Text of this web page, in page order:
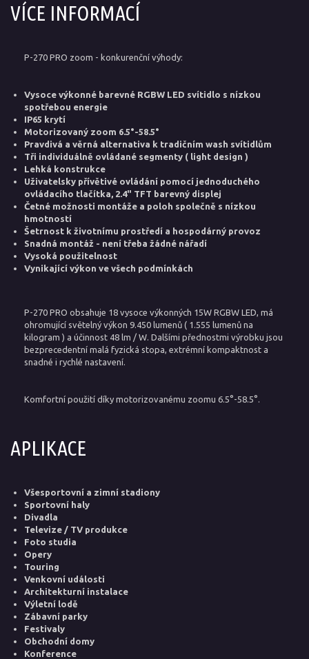
VÍCE INFORMACÍ
P-270 PRO zoom - konkurenční výhody:
Vysoce výkonné barevné RGBW LED svítidlo s nízkou
spotřebou energie
IP65 krytí
Motorizovaný zoom 6.5°-58.5°
Pravdivá a věrná alternativa k tradičním wash svítidlům
Tři individuálně ovládané segmenty ( light design )
Lehká konstrukce
Uživatelsky přívětivé ovládání pomocí jednoduchého
ovládacího tlačítka, 2.4" TFT barevný displej
Četné možnosti montáže a poloh společně s nízkou
hmotností
Šetrnost k životnímu prostředí a hospodárný provoz
Snadná montáž - není třeba žádné nářadí
Vysoká použitelnost
Vynikající výkon ve všech podmínkách
P-270 PRO obsahuje 18 vysoce výkonných 15W RGBW LED, má
ohromující světelný výkon 9.450 lumenů ( 1.555 lumenů na
kilogram ) a účinnost 48 lm / W. Dalšími přednostmi výrobku jsou
bezprecedentní malá fyzická stopa, extrémní kompaktnost a
snadné i rychlé nastavení.
Komfortní použití díky motorizovanému zoomu 6.5°-58.5°.
APLIKACE
Všesportovní a zimní stadiony
Sportovní haly
Divadla
Televize / TV produkce
Foto studia
Opery
Touring
Venkovní události
Architekturní instalace
Výletní lodě
Zábavní parky
Festivaly
Obchodní domy
Konference